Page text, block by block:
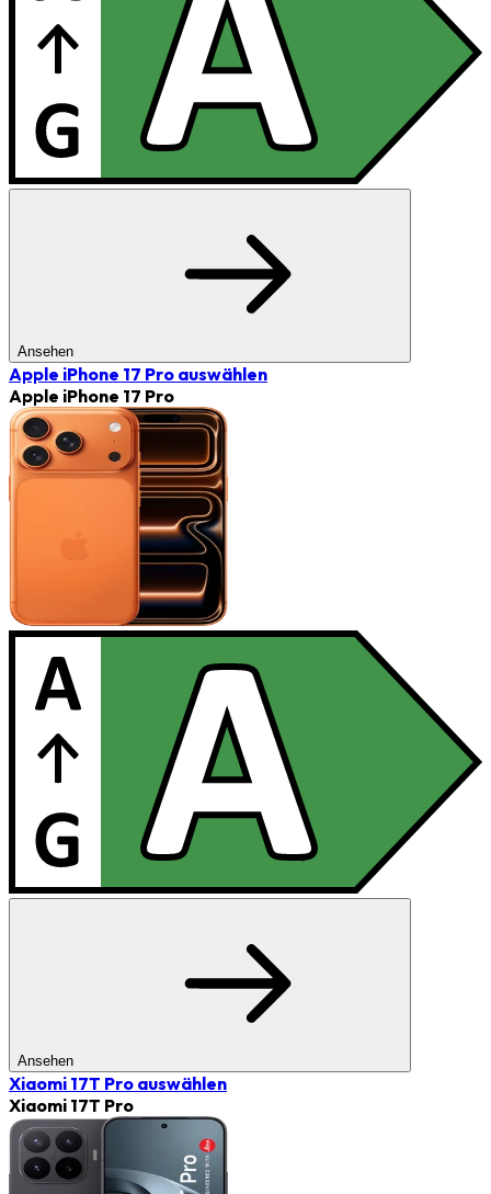
Ansehen
Apple iPhone 17 Pro auswählen
Apple iPhone 17 Pro
Ansehen
Xiaomi 17T Pro auswählen
Xiaomi 17T Pro